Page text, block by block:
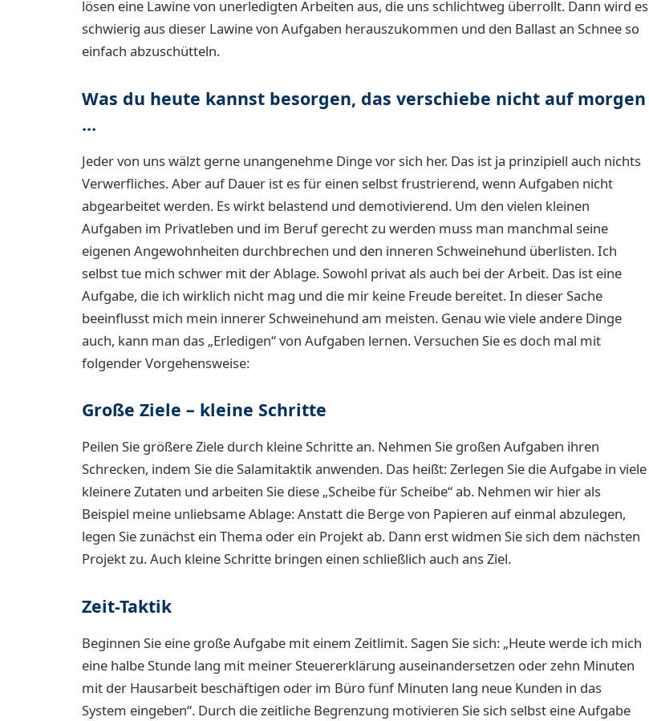
lösen eine Lawine von unerledigten Arbeiten aus, die uns schlichtweg überrollt. Dann wird es
schwierig aus dieser Lawine von Aufgaben herauszukommen und den Ballast an Schnee so
einfach abzuschütteln.
Was du heute kannst besorgen, das verschiebe nicht auf morgen
…
Jeder von uns wälzt gerne unangenehme Dinge vor sich her. Das ist ja prinzipiell auch nichts
Verwerfliches. Aber auf Dauer ist es für einen selbst frustrierend, wenn Aufgaben nicht
abgearbeitet werden. Es wirkt belastend und demotivierend. Um den vielen kleinen
Aufgaben im Privatleben und im Beruf gerecht zu werden muss man manchmal seine
eigenen Angewohnheiten durchbrechen und den inneren Schweinehund überlisten. Ich
selbst tue mich schwer mit der Ablage. Sowohl privat als auch bei der Arbeit. Das ist eine
Aufgabe, die ich wirklich nicht mag und die mir keine Freude bereitet. In dieser Sache
beeinflusst mich mein innerer Schweinehund am meisten. Genau wie viele andere Dinge
auch, kann man das „Erledigen“ von Aufgaben lernen. Versuchen Sie es doch mal mit
folgender Vorgehensweise:
Große Ziele – kleine Schritte
Peilen Sie größere Ziele durch kleine Schritte an. Nehmen Sie großen Aufgaben ihren
Schrecken, indem Sie die Salamitaktik anwenden. Das heißt: Zerlegen Sie die Aufgabe in viele
kleinere Zutaten und arbeiten Sie diese „Scheibe für Scheibe“ ab. Nehmen wir hier als
Beispiel meine unliebsame Ablage: Anstatt die Berge von Papieren auf einmal abzulegen,
legen Sie zunächst ein Thema oder ein Projekt ab. Dann erst widmen Sie sich dem nächsten
Projekt zu. Auch kleine Schritte bringen einen schließlich auch ans Ziel.
Zeit-Taktik
Beginnen Sie eine große Aufgabe mit einem Zeitlimit. Sagen Sie sich: „Heute werde ich mich
eine halbe Stunde lang mit meiner Steuererklärung auseinandersetzen oder zehn Minuten
mit der Hausarbeit beschäftigen oder im Büro fünf Minuten lang neue Kunden in das
System eingeben“. Durch die zeitliche Begrenzung motivieren Sie sich selbst eine Aufgabe